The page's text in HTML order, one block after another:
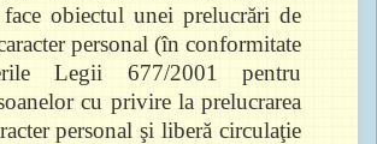
obiectul unei prelucrări de
personal (în conformitate
Legii 677/2001 pentru
cu privire la prelucrarea
personal şi liberă circulaţie